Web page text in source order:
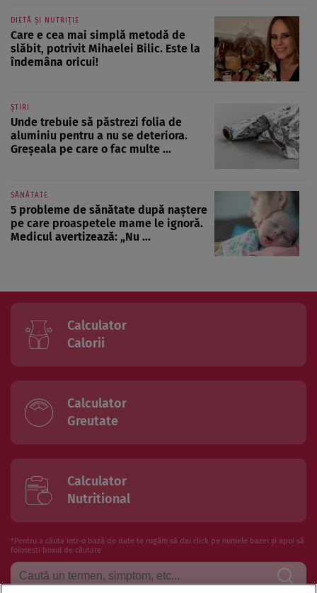
DIETĂ ȘI NUTRIȚIE
Care e cea mai simplă metodă de
slăbit, potrivit Mihaelei Bilic. Este la
îndemâna oricui!
ȘTIRI
Unde trebuie să păstrezi folia de
aluminiu pentru a nu se deteriora.
Greșeala pe care o fac multe ...
SĂNĂTATE
5 probleme de sănătate după naștere
pe care proaspetele mame le ignoră.
Medicul avertizează: „Nu ...
Calculator
Calorii
Calculator
Greutate
Calculator
Nutritional
*Pentru a căuta intr-o bază de date te rugăm să dai click pe numele bazei și apoi să
folosesti boxul de căutare